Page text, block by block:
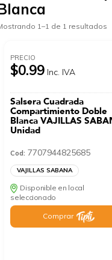
1–1 de 1 resultados
PRECIO
$0.99 Inc. IVA
Salsera Cuadrada
Compartimiento Doble
Blanca VAJILLAS
Unidad
Cod: 7707944825685
VAJILLAS SABANA
Disponible en local
seleccionado
Comprar